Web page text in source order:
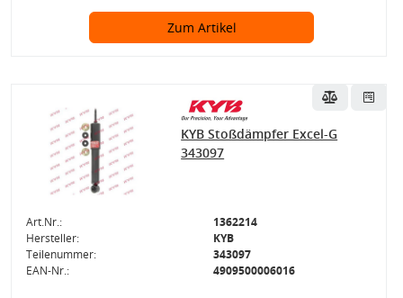
Zum Artikel
KYB Stoßdämpfer Excel-G
343097
Art.Nr.:
1362214
Hersteller:
KYB
Teilenummer:
343097
EAN-Nr.:
4909500006016